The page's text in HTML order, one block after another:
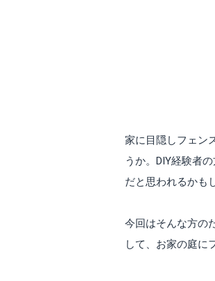
家に目隠しフェン
うか。DIY経験者
だと思われるかも
今回はそんな方の
して、お家の庭に